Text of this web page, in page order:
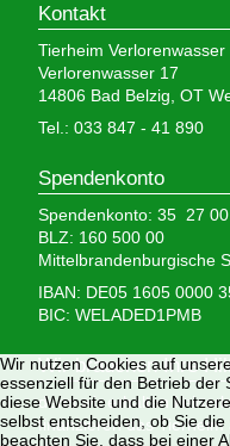
Kontakt
Tierheim Verlorenwasser
Verlorenwasser 17
14806 Bad Belzig, OT
Tel.: 033 847 - 41 890
Spendenkonto
Spendenkonto: 35 27
BLZ: 160 500 00
Mittelbrandenburgische
IBAN: DE05 1605 0000
BIC: WELADED1PMB
Wir brauchen Ihre
denn wir erhalten
finanzieren das
Wir nutzen Cookies auf
essenziell für den Betrieb der
diese Website und die
selbst entscheiden, ob Sie
beachten Sie, dass bei einer